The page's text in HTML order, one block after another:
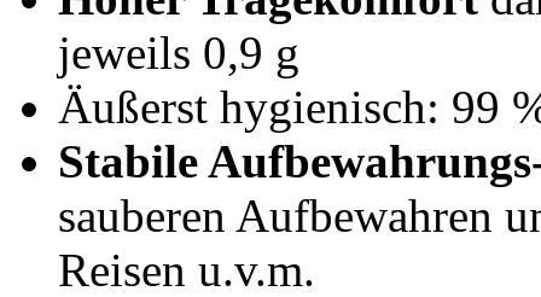
jeweils 0,9 g
Äußerst hygienisch: 99
Stabile
sauberen Aufbewahren
Reisen u.v.m.